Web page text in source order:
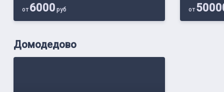
от6000 руб от
Домодедово